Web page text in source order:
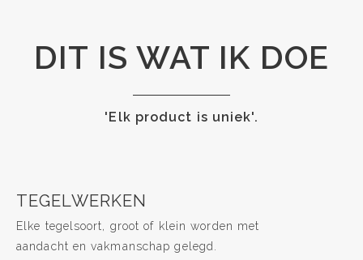
DIT IS WAT IK DOE
'Elk product is uniek'.
TEGELWERKEN
Elke tegelsoort, groot of klein worden met
aandacht en vakmanschap gelegd.